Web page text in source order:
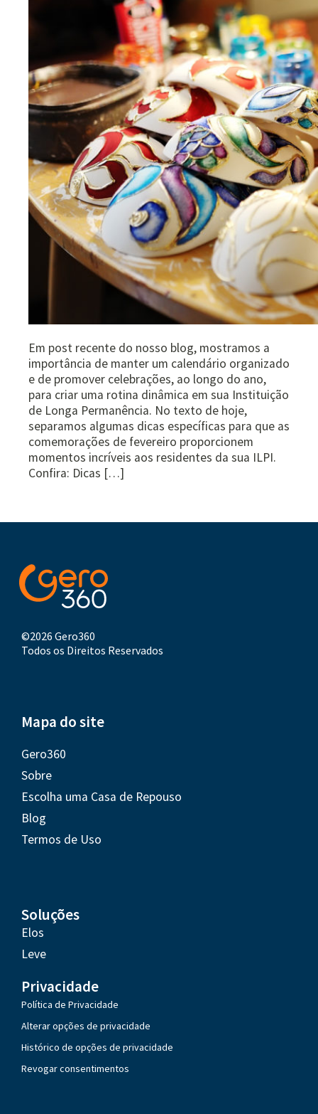
Em post recente do nosso blog, mostramos a
importância de manter um calendário organizado
e de promover celebrações, ao longo do ano,
para criar uma rotina dinâmica em sua Instituição
de Longa Permanência. No texto de hoje,
separamos algumas dicas específicas para que as
comemorações de fevereiro proporcionem
momentos incríveis aos residentes da sua ILPI.
Confira: Dicas […]
©2026 Gero360
Todos os Direitos Reservados
Mapa do site
Gero360
Sobre
Escolha uma Casa de Repouso
Blog
Termos de Uso
Soluções
Elos
Leve
Privacidade
Política de Privacidade
Alterar opções de privacidade
Histórico de opções de privacidade
Revogar consentimentos